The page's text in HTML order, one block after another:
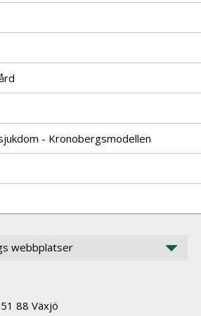
- Kronobergsmodellen
webbplatser
88 Växjö